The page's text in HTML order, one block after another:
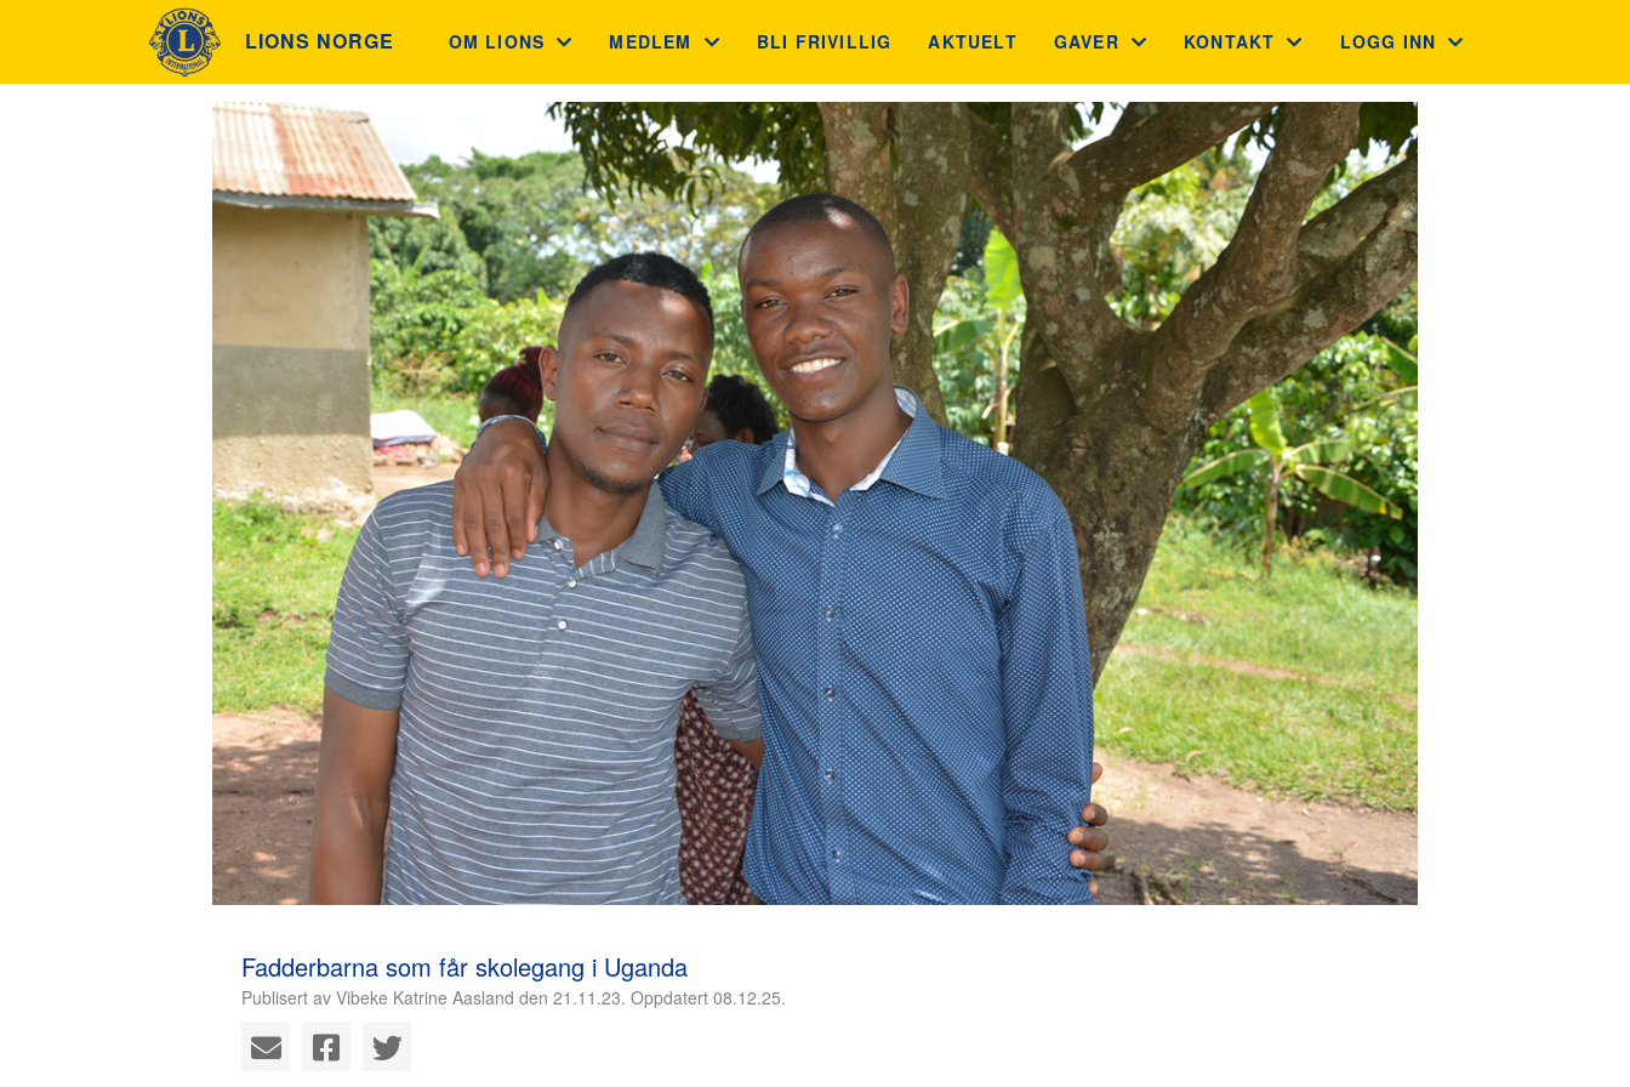
LIONS NORGE OM LIONS
ETIKK OG MÅL
HISTORIEN
FINN KLUBB
INNSAMLINGSKONTROLLEN
MEDLEM
MEDLEMSFORDELER
GNIST
BLI FRIVILLIG AKTUELT GAVER
GAVEKORT
JULEGAVE BEDRIFT OG PRIVAT
KONTAKT
KONTAKT
ADMINISTRASJON
GUVERNØRRÅDET
FINN KLUBB
LOGG INN
GNIST (FOR MEDLEMMER)
STYREWEB (FOR
INTRANETT
LIONS PORTAL
Fadderbarna som får skolegang i Uganda
Publisert av Vibeke Katrine Aasland den 21.11.23. Oppdatert 08.12.25.